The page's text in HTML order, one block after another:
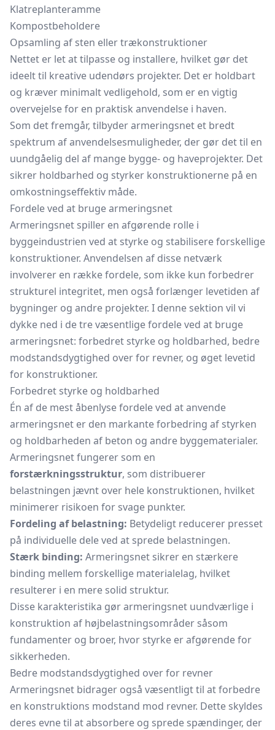
Klatreplanteramme
Kompostbeholdere
Opsamling af sten eller trækonstruktioner
Nettet er let at tilpasse og installere, hvilket gør det
ideelt til kreative udendørs projekter. Det er holdbart
og kræver minimalt vedligehold, som er en vigtig
overvejelse for en praktisk anvendelse i haven.
Som det fremgår, tilbyder armeringsnet et bredt
spektrum af anvendelsesmuligheder, der gør det til en
uundgåelig del af mange bygge- og haveprojekter. Det
sikrer holdbarhed og styrker konstruktionerne på en
omkostningseffektiv måde.
Fordele ved at bruge armeringsnet
Armeringsnet spiller en afgørende rolle i
byggeindustrien ved at styrke og stabilisere forskellige
konstruktioner. Anvendelsen af disse netværk
involverer en række fordele, som ikke kun forbedrer
strukturel integritet, men også forlænger levetiden af
bygninger og andre projekter. I denne sektion vil vi
dykke ned i de tre væsentlige fordele ved at bruge
armeringsnet: forbedret styrke og holdbarhed, bedre
modstandsdygtighed over for revner, og øget levetid
for konstruktioner.
Forbedret styrke og holdbarhed
Én af de mest åbenlyse fordele ved at anvende
armeringsnet er den markante forbedring af styrken
og holdbarheden af beton og andre byggematerialer.
Armeringsnet fungerer som en
forstærkningsstruktur, som distribuerer
belastningen jævnt over hele konstruktionen, hvilket
minimerer risikoen for svage punkter.
Fordeling af belastning: Betydeligt reducerer presset
på individuelle dele ved at sprede belastningen.
Stærk binding: Armeringsnet sikrer en stærkere
binding mellem forskellige materialelag, hvilket
resulterer i en mere solid struktur.
Disse karakteristika gør armeringsnet uundværlige i
konstruktion af højbelastningsområder såsom
fundamenter og broer, hvor styrke er afgørende for
sikkerheden.
Bedre modstandsdygtighed over for revner
Armeringsnet bidrager også væsentligt til at forbedre
en konstruktions modstand mod revner. Dette skyldes
deres evne til at absorbere og sprede spændinger, der